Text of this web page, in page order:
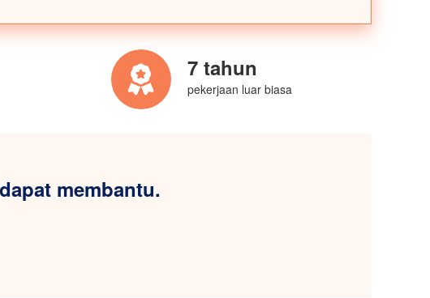
7 tahun
pekerjaan luar biasa
membantu.